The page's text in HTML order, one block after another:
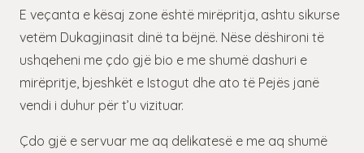
E veçanta e kësaj zone është mirëpritja, ashtu sikurse
vetëm Dukagjinasit dinë ta bëjnë. Nëse dëshironi të
ushqeheni me çdo gjë bio e me shumë dashuri e
mirëpritje, bjeshkët e Istogut dhe ato të Pejës janë
vendi i duhur për t’u vizituar.
Çdo gjë e servuar me aq delikatesë e me aq shumë